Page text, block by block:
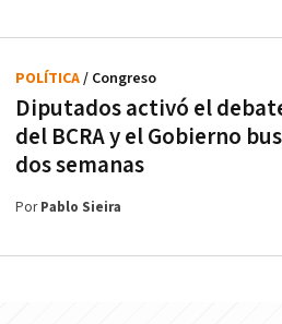
Diputados activó el
del BCRA y el Gobierno
dos semanas
POLÍTICA/ Congreso
PorPablo Sieira